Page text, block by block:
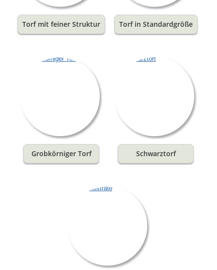
Torf mit feiner Struktur Torf in Standardgröße
Grobkörniger Torf Schwarztorf